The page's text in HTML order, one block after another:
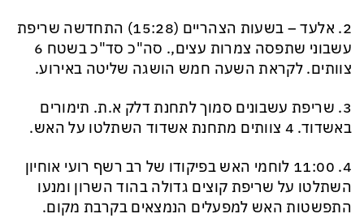
2. אלעד – בשעות הצהריים (15:28) התחדשה שריפת
עשבוני שתפסה צמרות עצים,. סה"כ סד"כ בשטח 6
צוותים. לקראת השעה חמש הושגה שליטה באירוע.
3. שריפת עשבונים סמוך לתחנת דלק א.ת. תימורים
באשדוד. 4 צוותים מתחנת אשדוד השתלטו על האש.
4. 11:00 לוחמי האש בפיקודו של רב רשף רועי אוחיון
השתלטו על שריפת קוצים גדולה בהוד השרון ומנעו
התפשטות האש למפעלים הנמצאים בקרבת מקום.